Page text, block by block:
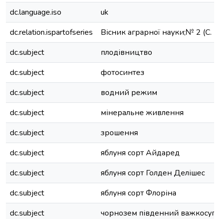
dc.language.iso
uk
dc.relation.ispartofseries
Вісник аграрної науки;№ 2 (С.
dc.subject
плодівництво
dc.subject
фотосинтез
dc.subject
водний режим
dc.subject
мінеральне живлення
dc.subject
зрошення
dc.subject
яблуня сорт Айдаред
dc.subject
яблуня сорт Голден Делішес
dc.subject
яблуня сорт Флоріна
dc.subject
чорнозем південний